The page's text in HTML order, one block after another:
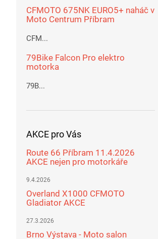
CFMOTO 675NK EURO5+ naháč v
Moto Centrum Příbram
CFM...
79Bike Falcon Pro elektro
motorka
79B...
AKCE pro Vás
Route 66 Příbram 11.4.2026
AKCE nejen pro motorkáře
9.4.2026
Overland X1000 CFMOTO
Gladiator AKCE
27.3.2026
Brno Výstava - Moto salon